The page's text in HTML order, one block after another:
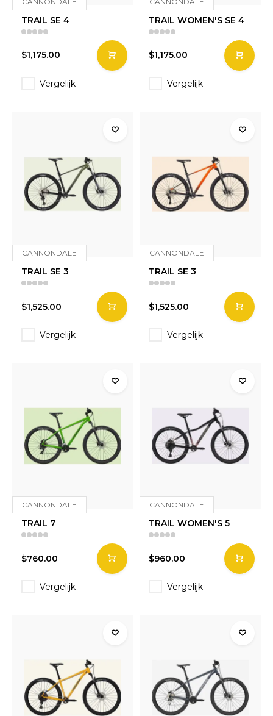
TRAIL SE 4
$1,175.00
Vergelijk
TRAIL WOMEN'S SE 4
$1,175.00
Vergelijk
CANNONDALE
TRAIL SE 3
$1,525.00
Vergelijk
CANNONDALE
TRAIL SE 3
$1,525.00
Vergelijk
CANNONDALE
TRAIL 7
$760.00
Vergelijk
CANNONDALE
TRAIL WOMEN'S 5
$960.00
Vergelijk